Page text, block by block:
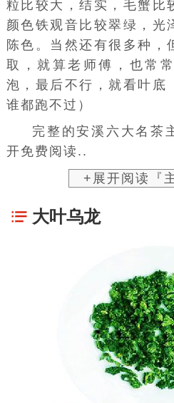
粒比较大，结实，毛蟹比
颜色铁观音比较翠绿，光
陈色。当然还有很多种，
取，就算老师傅，也常
泡，最后不行，就看叶底
谁都跑不过）
完整的安溪六大名茶
开免费阅读..
+展开阅读『
大叶乌龙